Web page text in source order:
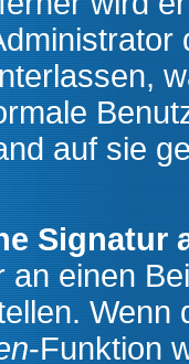
auf sie
Signatur
an einen
-Funktion